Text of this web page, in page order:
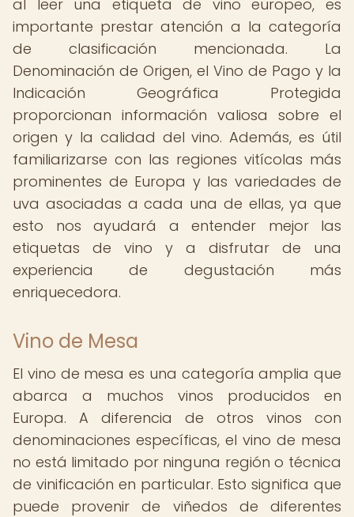
al leer una etiqueta de vino europeo, es
importante prestar atención a la categoría
de clasificación mencionada. La
Denominación de Origen, el Vino de Pago y la
Indicación Geográfica Protegida
proporcionan información valiosa sobre el
origen y la calidad del vino. Además, es útil
familiarizarse con las regiones vitícolas más
prominentes de Europa y las variedades de
uva asociadas a cada una de ellas, ya que
esto nos ayudará a entender mejor las
etiquetas de vino y a disfrutar de una
experiencia de degustación más
enriquecedora.
Vino de Mesa
El vino de mesa es una categoría amplia que
abarca a muchos vinos producidos en
Europa. A diferencia de otros vinos con
denominaciones específicas, el vino de mesa
no está limitado por ninguna región o técnica
de vinificación en particular. Esto significa que
puede provenir de viñedos de diferentes